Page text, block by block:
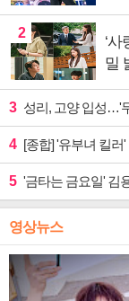
2
‘
밀
3 성리, 고양 입성…'
4 [종합] '유부녀 킬러'
5 '금타는 금요일' 김
영상뉴스